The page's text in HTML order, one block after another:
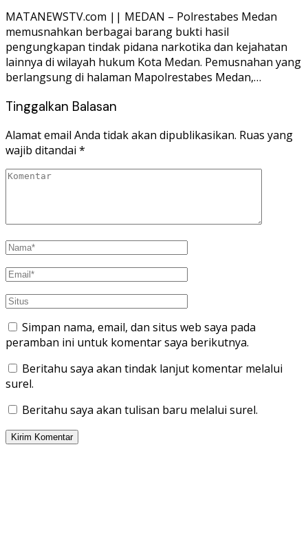
Share
MATANEWSTV.com || MEDAN – Polrestabes Medan
memusnahkan berbagai barang bukti hasil
pengungkapan tindak pidana narkotika dan kejahatan
lainnya di wilayah hukum Kota Medan. Pemusnahan yang
berlangsung di halaman Mapolrestabes Medan,…
Tinggalkan Balasan
Alamat email Anda tidak akan dipublikasikan. Ruas yang
wajib ditandai *
Simpan nama, email, dan situs web saya pada
peramban ini untuk komentar saya berikutnya.
Beritahu saya akan tindak lanjut komentar melalui
surel.
Beritahu saya akan tulisan baru melalui surel.